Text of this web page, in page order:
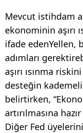
Mevcut istihdam
ekonominin aşırı
ifade edenYellen,
adımları
aşırı ısınma
desteğin
belirtirken,
artırılmasına
Diğer Fed